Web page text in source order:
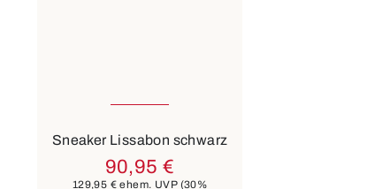
beige
Sneaker Lissabon schwarz
90,95 €
129,95 € ehem. UVP (30%